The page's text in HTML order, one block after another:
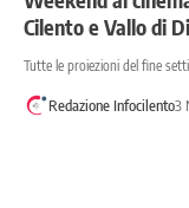
Cilento e Vallo di
Tutte le proiezioni del fine
Redazione Infocilento3